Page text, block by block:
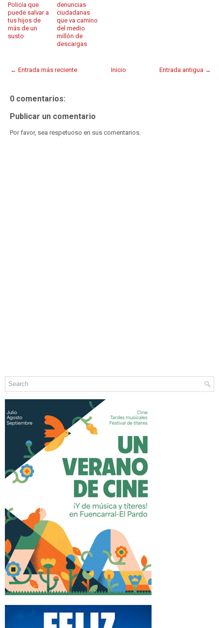
Policía que
puede salvar a
tus hijos de
más de un
susto
denuncias
ciudadanas
que va camino
del medio
millón de
descargas
← Entrada más reciente Entrada antigua →
Inicio
0 comentarios:
Publicar un comentario
Por favor, sea respetuoso en sus comentarios.